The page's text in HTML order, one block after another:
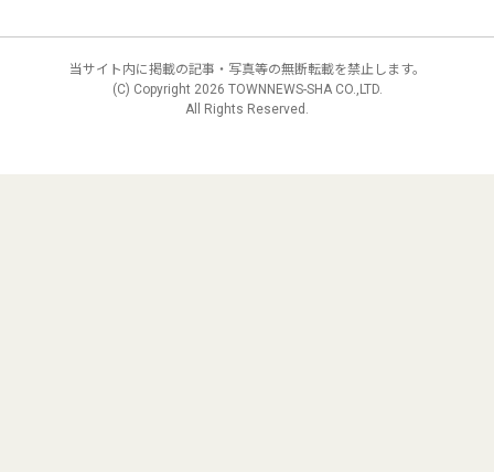
当サイト内に掲載の記事・写真等の無断転載を禁止します。
(C) Copyright 2026 TOWNNEWS-SHA CO.,LTD.
All Rights Reserved.